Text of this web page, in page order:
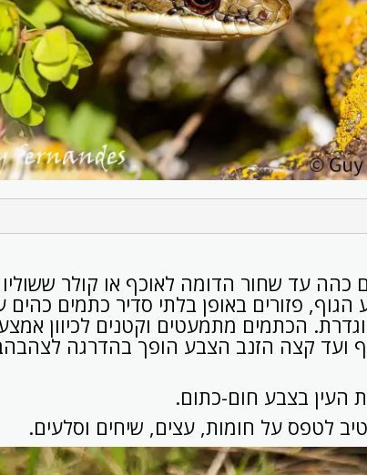
כהה עד שחור הדומה לאוכף או קולר ששוליו
פזורים באופן בלתי סדיר כתמים כהים
הכתמים מתמעטים וקטנים לכיוון
ועד קצה הזנב הצבע הופך בהדרגה
העין בצבע חום-כתום.
לטפס על חומות, עצים, שיחים וסלעים.